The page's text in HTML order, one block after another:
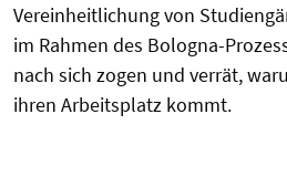
Vereinheitlichung von
im Rahmen des Bologna-
nach sich zogen und verrät,
ihren Arbeitsplatz kommt.